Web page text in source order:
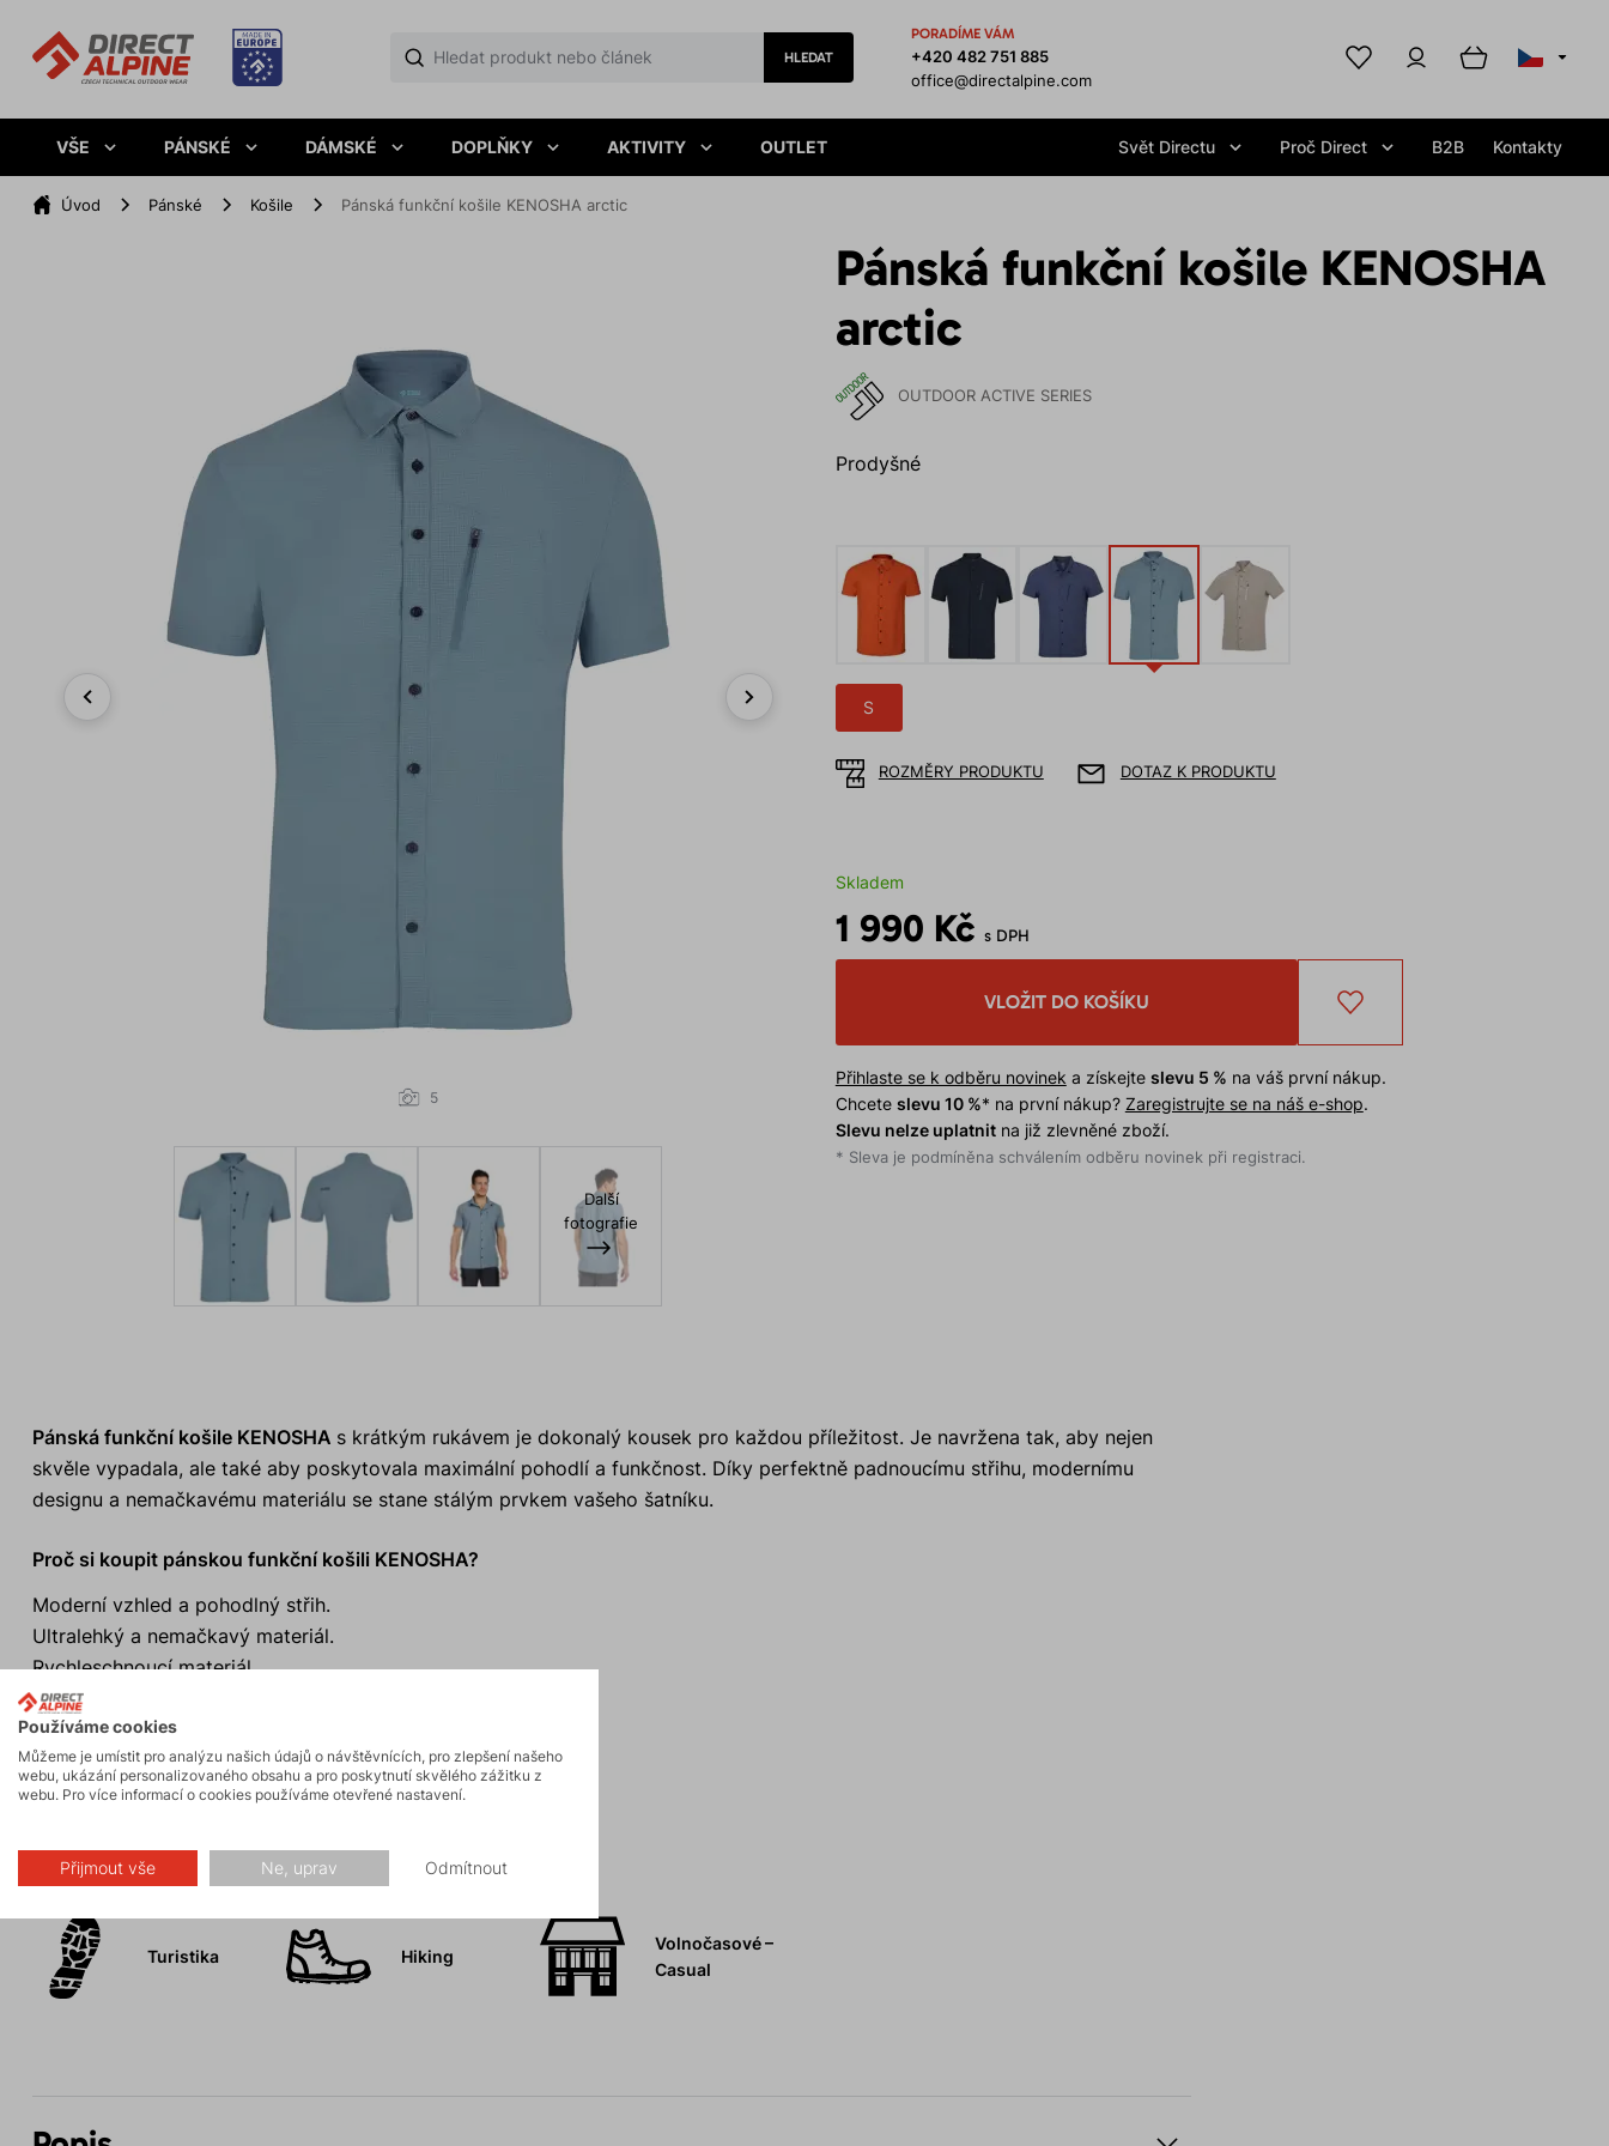
HLEDAT
PORADÍME VÁM
+420 482 751 885
office@directalpine.com
VŠE PÁNSKÉ DÁMSKÉ DOPLŇKY AKTIVITY OUTLET Svět Directu Proč Direct B2B Kontakty
Úvod Pánské Košile Pánská funkční košile KENOSHA arctic
Pánská funkční košile KENOSHA
arctic
OUTDOOR ACTIVE SERIES
Prodyšné
5
Další
fotografie
S
ROZMĚRY PRODUKTU DOTAZ K PRODUKTU
Skladem
1 990 Kč s DPH
VLOŽIT DO KOŠÍKU
Přihlaste se k odběru novinek a získejte slevu 5 % na váš první nákup.
Chcete slevu 10 %* na první nákup? Zaregistrujte se na náš e-shop.
Slevu nelze uplatnitna již zlevněné zboží.
* Sleva je podmíněna schválením odběru novinek při registraci.
Pánská funkční košile KENOSHA s krátkým rukávem je dokonalý kousek pro každou příležitost. Je navržena tak, aby nejen
skvěle vypadala, ale také aby poskytovala maximální pohodlí a funkčnost. Díky perfektně padnoucímu střihu, modernímu
designu a nemačkavému materiálu se stane stálým prvkem vašeho šatníku.
Proč si koupit pánskou funkční košili KENOSHA?
Moderní vzhled a pohodlný střih.
Ultralehký a nemačkavý materiál.
Rychleschnoucí materiál.
Praktická hrudní kapsa na zip.
UV ochrana 30+.
Aktivity
Turistika Hiking
Volnočasové –
Casual
Používáme cookies
Můžeme je umístit pro analýzu našich údajů o návštěvnících, pro zlepšení našeho
webu, ukázání personalizovaného obsahu a pro poskytnutí skvělého zážitku z
webu. Pro více informací o cookies používáme otevřené nastavení.
Přijmout vše Ne, uprav Odmítnout